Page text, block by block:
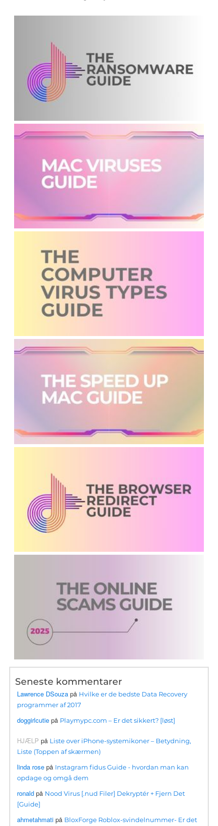
Seneste kommentarer
Lawrence DSouza på Hvilke er de bedste Data Recovery
programmer af 2017
doggirlcutie på Playmypc.com – Er det sikkert? [løst]
HJÆLP på Liste over iPhone-systemikoner – Betydning,
Liste (Toppen af ​​skærmen)
linda rose på Instagram fidus Guide - hvordan man kan
opdage og omgå dem
ronald på Nood Virus [.nud Filer] Dekryptér + Fjern Det
[Guide]
ahmetahmati på BloxForge Roblox-svindelnummer- Er det